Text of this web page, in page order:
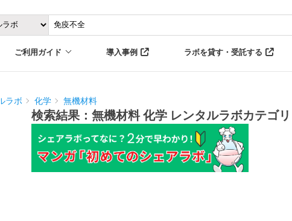
ご利用ガイド 導入事例 ラボを貸す・受託する
ラボ 化学 無機材料
検索結果：無機材料 化学 レンタルラボカテゴリ